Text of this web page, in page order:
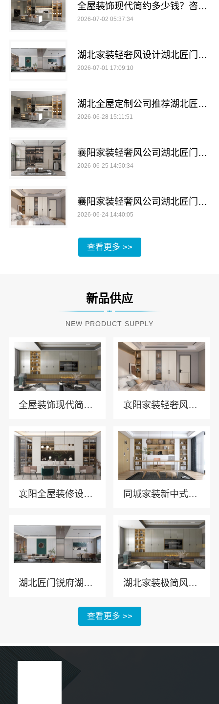
全屋装饰现代简约多少钱？咨询湖北匠门锐府装饰材料有限公司
2026-07-02 05:37:34
湖北家装轻奢风设计湖北匠门锐府装饰材料有限公司
2026-07-01 17:09:10
湖北全屋定制公司推荐湖北匠门锐府装饰材料有限公司
2026-06-28 15:11:51
襄阳家装轻奢风公司湖北匠门锐府装饰材料有限公司
2026-06-25 14:50:34
襄阳家装轻奢风公司湖北匠门锐府装饰材料有限公司
2026-06-24 14:40:05
查看更多 >>
新品供应
NEW PRODUCT SUPPLY
全屋装饰现代简约多少钱-湖北匠门锐府装饰材料有限公司 襄阳家装轻奢风公司-湖北匠门锐府装饰材料有限公司
襄阳全屋装修设计匠门锐府一站式服务 同城家装新中式施工匠门锐府
湖北匠门锐府湖北家装极简风施工工艺 湖北家装极简风施工推荐湖北匠门锐府装饰材料有限公司
查看更多 >>